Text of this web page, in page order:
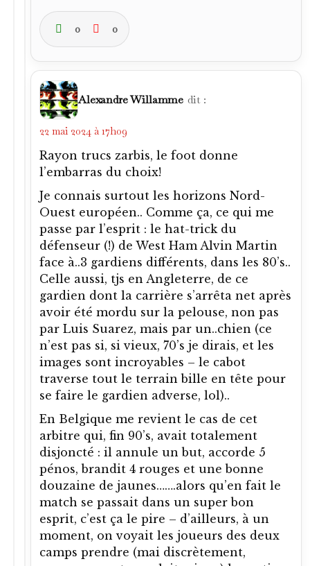
0 0
Alexandre Willamme dit :
22 mai 2024 à 17h09
Rayon trucs zarbis, le foot donne
l’embarras du choix!
Je connais surtout les horizons Nord-
Ouest européen.. Comme ça, ce qui me
passe par l’esprit : le hat-trick du
défenseur (!) de West Ham Alvin Martin
face à..3 gardiens différents, dans les 80’s..
Celle aussi, tjs en Angleterre, de ce
gardien dont la carrière s’arrêta net après
avoir été mordu sur la pelouse, non pas
par Luis Suarez, mais par un..chien (ce
n’est pas si, si vieux, 70’s je dirais, et les
images sont incroyables – le cabot
traverse tout le terrain bille en tête pour
se faire le gardien adverse, lol)..
En Belgique me revient le cas de cet
arbitre qui, fin 90’s, avait totalement
disjoncté : il annule un but, accorde 5
pénos, brandit 4 rouges et une bonne
douzaine de jaunes…….alors qu’en fait le
match se passait dans un super bon
esprit, c’est ça le pire – d’ailleurs, à un
moment, on voyait les joueurs des deux
camps prendre (mai discrètement,